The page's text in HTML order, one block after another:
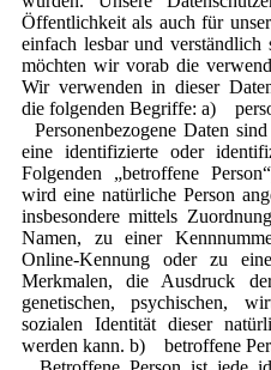
Öffentlichkeit als auch für
einfach lesbar und
möchten wir vorab die
Wir verwenden in dieser
die folgenden Begriffe: a)
Personenbezogene Daten
eine identifizierte oder
Folgenden „betroffene
wird eine natürliche Person
insbesondere mittels
Namen, zu einer
Online-Kennung oder zu
Merkmalen, die Ausdruck
genetischen, psychischen,
sozialen Identität dieser
werden kann. b) betroffene